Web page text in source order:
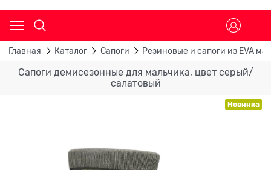
Главная Каталог Сапоги Резиновые и сапоги из EVA
Сапоги демисезонные для мальчика, цвет серый/
салатовый
Новинка